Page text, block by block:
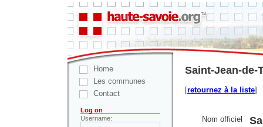
Home
Les communes
Contact
Log on
Username:
Saint-Jean-de-
[retournez à la liste]
Nom officiel